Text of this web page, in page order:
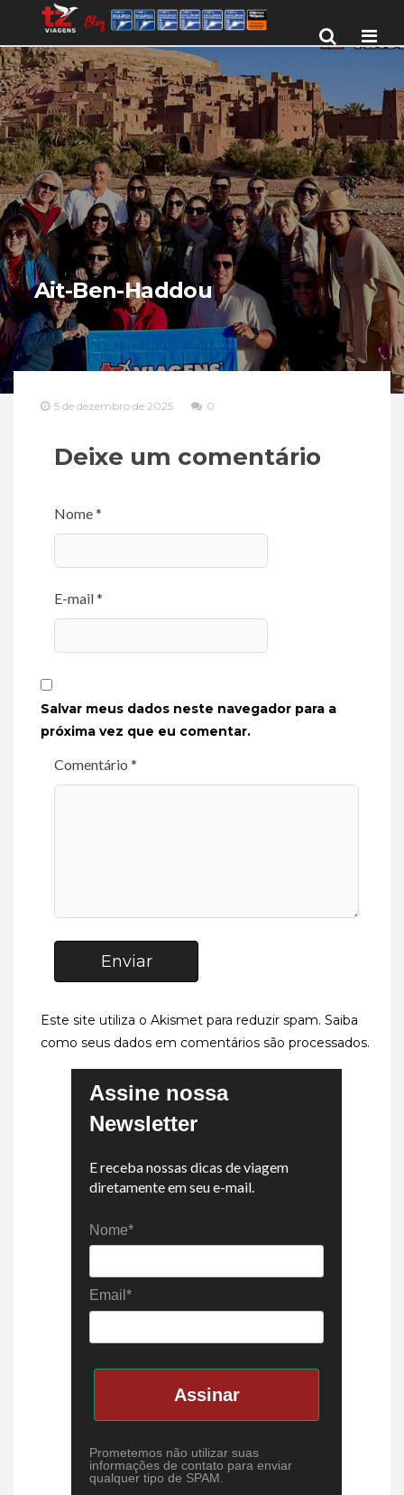
Ait-Ben-Haddou
5 de dezembro de 2025 0
Deixe um comentário
Nome *
E-mail *
Salvar meus dados neste navegador para a
próxima vez que eu comentar.
Comentário *
Enviar
Este site utiliza o Akismet para reduzir spam. Saiba
como seus dados em comentários são processados.
Assine nossa
Newsletter
E receba nossas dicas de viagem
diretamente em seu e-mail.
Nome*
Email*
Assinar
Prometemos não utilizar suas
informações de contato para enviar
qualquer tipo de SPAM.